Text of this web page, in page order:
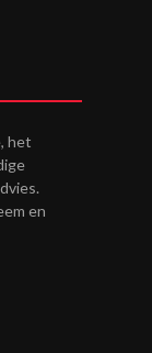
het
en